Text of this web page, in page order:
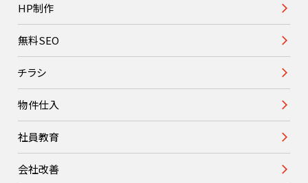
HP制作
無料SEO
チラシ
物件仕入
社員教育
会社改善